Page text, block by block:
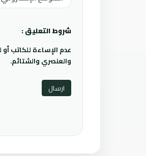
شروط التعليق :
عدم الإساءة للكاتب
والعنصري والشتائم.